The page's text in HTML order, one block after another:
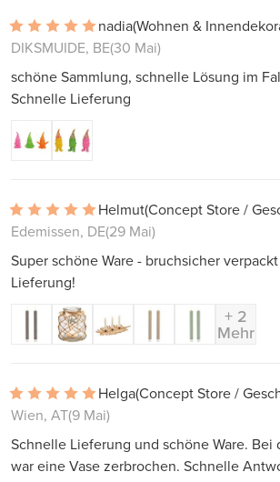
nadia(Wohnen &
DIKSMUIDE, BE(30 Mai)
schöne Sammlung, schnelle Lösung im
Schnelle Lieferung
Helmut(Concept Store /
Edemissen, DE(29 Mai)
Super schöne Ware - bruchsicher
Lieferung!
+ 2
Mehr
Helga(Concept Store /
Wien, AT(9 Mai)
Schnelle Lieferung und schöne Ware. Bei
war eine Vase zerbrochen. Schnelle